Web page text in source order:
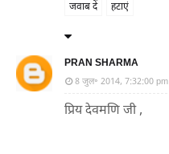
जवाब दें हटाएं
PRAN SHARMA
8 जुल॰ 2014, 7:32:00 pm
प्रिय देवमणि जी ,